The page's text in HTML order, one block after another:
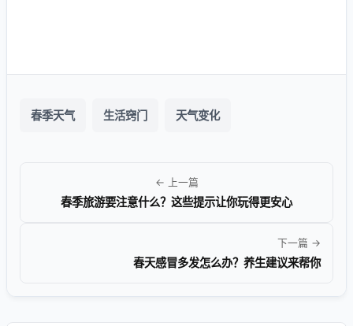
春季天气 生活窍门 天气变化
← 上一篇
春季旅游要注意什么？这些提示让你玩得更安心
下一篇 →
春天感冒多发怎么办？养生建议来帮你